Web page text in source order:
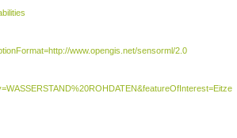
www.opengis.net/sensorml/2.0